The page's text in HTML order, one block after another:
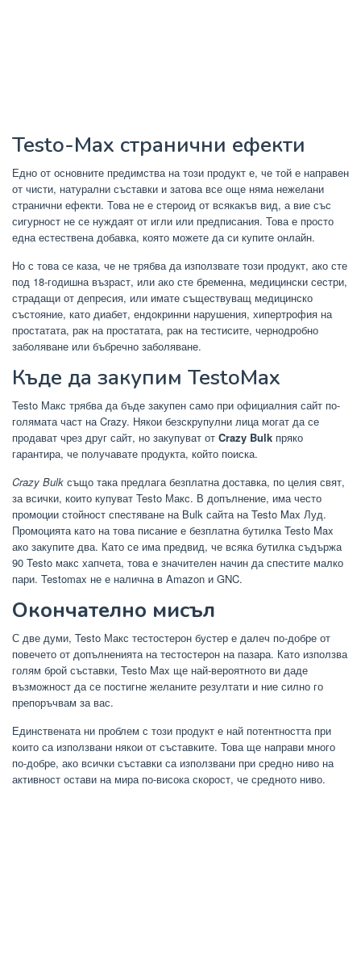
Testo-Max странични ефекти
Едно от основните предимства на този продукт е, че той е направен
от чисти, натурални съставки и затова все още няма нежелани
странични ефекти. Това не е стероид от всякакъв вид, а вие със
сигурност не се нуждаят от игли или предписания. Това е просто
една естествена добавка, която можете да си купите онлайн.
Но с това се каза, че не трябва да използвате този продукт, ако сте
под 18-годишна възраст, или ако сте бременна, медицински сестри,
страдащи от депресия, или имате съществуващ медицинско
състояние, като диабет, ендокринни нарушения, хипертрофия на
простатата, рак на простатата, рак на тестисите, чернодробно
заболяване или бъбречно заболяване.
Къде да закупим TestoMax
Testo Макс трябва да бъде закупен само при официалния сайт по-
голямата част на Crazy. Някои безскрупулни лица могат да се
продават чрез друг сайт, но закупуват от Crazy Bulk пряко
гарантира, че получавате продукта, който поиска.
Crazy Bulk също така предлага безплатна доставка, по целия свят,
за всички, които купуват Testo Макс. В допълнение, има често
промоции стойност спестяване на Bulk сайта на Testo Max Луд.
Промоцията като на това писание е безплатна бутилка Testo Max
ако закупите два. Като се има предвид, че всяка бутилка съдържа
90 Testo макс хапчета, това е значителен начин да спестите малко
пари. Testomax не е налична в Amazon и GNC.
Окончателно мисъл
С две думи, Testo Макс тестостерон бустер е далеч по-добре от
повечето от допълненията на тестостерон на пазара. Като използва
голям брой съставки, Testo Max ще най-вероятното ви даде
възможност да се постигне желаните резултати и ние силно го
препоръчвам за вас.
Единствената ни проблем с този продукт е най потентността при
които са използвани някои от съставките. Това ще направи много
по-добре, ако всички съставки са използвани при средно ниво на
активност остави на мира по-висока скорост, че средното ниво.